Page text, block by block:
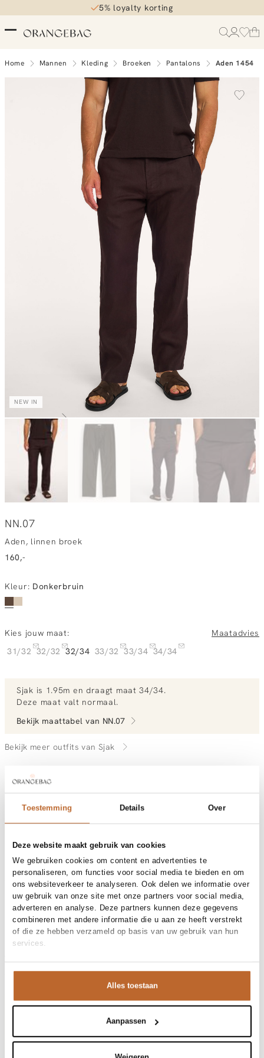
Toestemming Details Over
Deze website maakt gebruik van cookies
We gebruiken cookies om content en advertenties te
personaliseren, om functies voor social media te bieden en om
ons websiteverkeer te analyseren. Ook delen we informatie over
uw gebruik van onze site met onze partners voor social media,
adverteren en analyse. Deze partners kunnen deze gegevens
combineren met andere informatie die u aan ze heeft verstrekt
of die ze hebben verzameld op basis van uw gebruik van hun
services.
Alles toestaan
Aanpassen
5% loyalty korting
Home Mannen Kleding Broeken Pantalons Aden 1454
NEW IN
NN.07
Aden, linnen broek
160,-
Kleur: Donkerbruin
Kies jouw maat:
Maatadvies
31/32 32/32 32/34 33/32 33/34 34/34
Sjak is 1.95m en draagt maat 34/34.
Deze maat valt normaal.
Bekijk maattabel van NN.07
Bekijk meer outfits van Sjak
Vandaag besteld, dinsdag gratis in huis
Gratis bezorging vanaf €99
Materiaal en verzorging
Fabric
Fabric: 100% linen
Materiaal
Linnen
Reiniging
30°C machine wash
Maat en pasvorm
Maatadvies
Deze maat valt normaal
Pasvorm
Aansluitend
Maat model
Productdetails
Merk
Productnaam
Aden 1454
Dusky Port
Productnummer
00006851
Effen
Zakken
Paspelzakken, Steekzakken
Bruiloft, Vakantie
Bij Orangebag ontvang je gratis verzending vanaf €99. Alle
bestellingen worden verzonden met een track & trace-code,
zodat je jouw pakket altijd kunt volgen. Bestel je voor 21:45
uur op werkdagen? Dan wordt je pakket vandaag nog
Shop the look
Deze linnen broek van NN.07 is de perfecte basis voor
warme dagen. De pasvorm valt prachtig langs het been